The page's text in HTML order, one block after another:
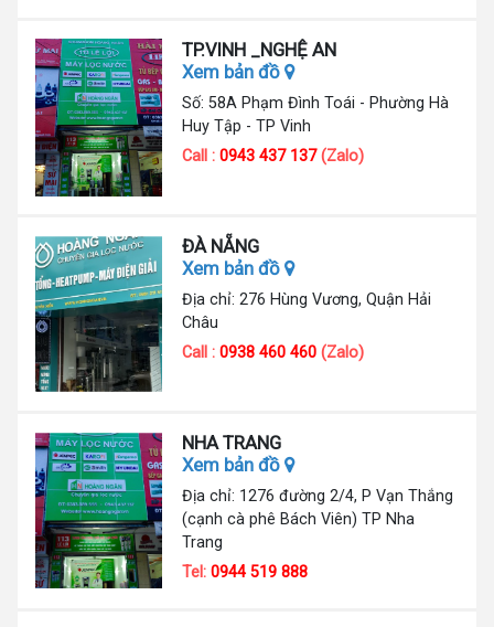
TP.VINH _NGHỆ AN
Xem bản đồ
Số: 58A Phạm Đình Toái - Phường Hà
Huy Tập - TP Vinh
Call :0943 437 137(Zalo)
ĐÀ NẴNG
Xem bản đồ
Địa chỉ: 276 Hùng Vương, Quận Hải
Châu
Call :0938 460 460 (Zalo)
NHA TRANG
Xem bản đồ
Địa chỉ: 1276 đường 2/4, P Vạn Thắng
(cạnh cà phê Bách Viên) TP Nha
Trang
Tel:0944 519 888